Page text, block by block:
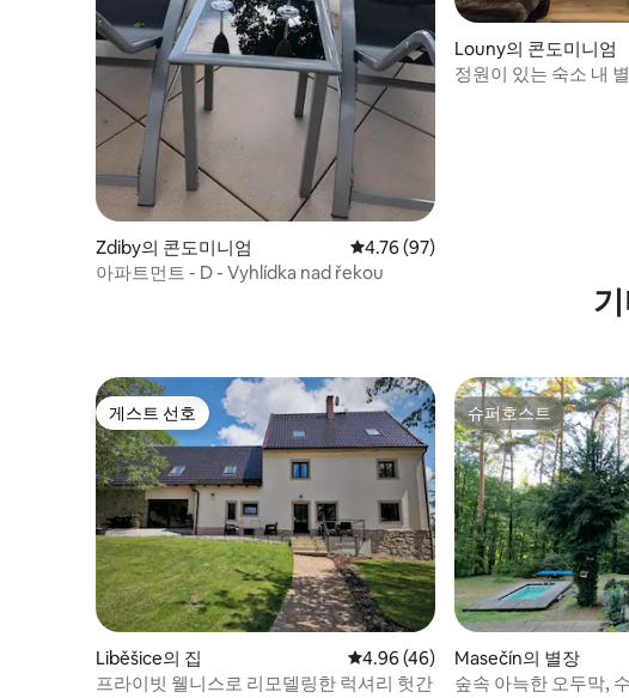
Zdiby의 콘도미니엄 평점 4.76점(5점 만점), 후기 97개
4.76 (97)
아파트먼트 - D - Vyhlídka nad řekou
Louny의 콘도미니엄
정원이 있는 숙소 내
게스트 선호
게스트 선호
Liběšice의 집 평점 4.96점(5점 만점), 후기 46개
4.96 (46)
프라이빗 웰니스로 리모델링한 럭셔리 헛간
슈퍼호스트
슈퍼호스트
Masečín의 별장
숲속 아늑한 오두막,